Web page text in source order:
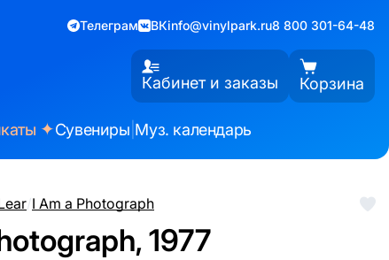
Телеграм ВКinfo@vinylpark.ru8 800 301-64-48
Кабинет и заказы Корзина
✦Сувениры Муз. календарь
/I Am a Photograph
1977